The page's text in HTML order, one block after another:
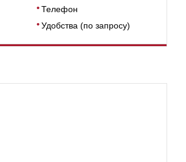
Телефон
Удобства (по запросу)